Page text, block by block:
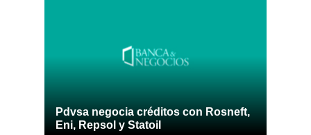
Pdvsa negocia créditos con Rosneft,
Eni, Repsol y Statoil